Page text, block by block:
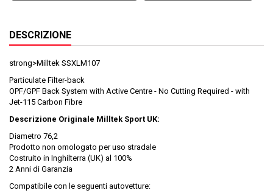
DESCRIZIONE
strong>Milltek SSXLM107
Particulate Filter-back
OPF/GPF Back System with Active Centre - No Cutting Required - with
Jet-115 Carbon Fibre
Descrizione Originale Milltek Sport UK:
Diametro 76,2
Prodotto non omologato per uso stradale
Costruito in Inghilterra (UK) al 100%
2 Anni di Garanzia
Compatibile con le seguenti autovetture: